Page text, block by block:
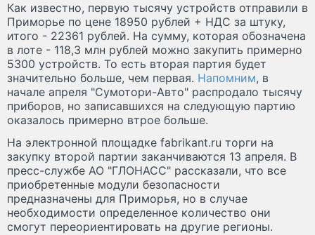
Как известно, первую тысячу устройств отправили в
Приморье по цене 18950 рублей + НДС за штуку,
итого - 22361 рублей. На сумму, которая обозначена
в лоте - 118,3 млн рублей можно закупить примерно
5300 устройств. То есть вторая партия будет
значительно больше, чем первая. Напомним, в
начале апреля "Сумотори-Авто" распродало тысячу
приборов, но записавшихся на следующую партию
оказалось примерно втрое больше.
На электронной площадке fabrikant.ru торги на
закупку второй партии заканчиваются 13 апреля. В
пресс-службе АО "ГЛОНАСС" рассказали, что все
приобретенные модули безопасности
предназначены для Приморья, но в случае
необходимости определенное количество они
смогут переориентировать на другие регионы.